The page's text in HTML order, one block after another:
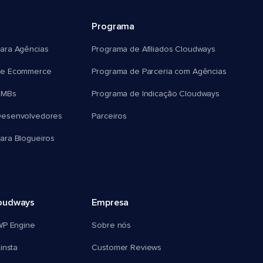
Agências
Ecommerce
Blogueiros
Programa
Programa de Afiliados Cloudways
Programa de Parceria com Agências
Programa de Indicação Cloudways
Parceiros
Engine
Empresa
Sobre nós
Customer Reviews